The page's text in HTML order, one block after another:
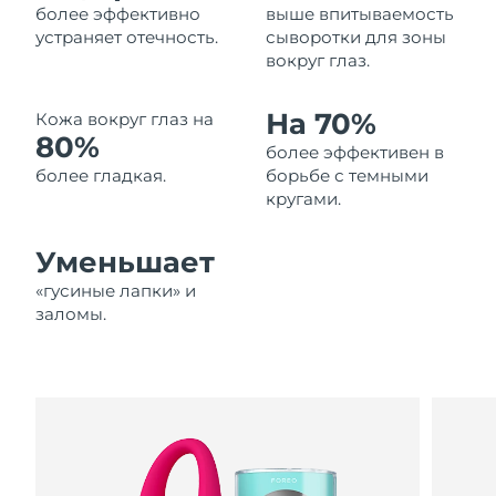
более эффективно
устраняет отечность.
выше впитываемость
сыворотки для зоны
вокруг глаз.
Кожа вокруг глаз на
80%
более гладкая.
На 70%
более эффективен в
борьбе с темными
кругами.
Уменьшает
«гусиные лапки» и
заломы.
Ожидаемая дата доставки
8/10/26
Люксембург
Ожидаемая дата доставки
8/9/26
Малайзия
Ожидаемая дата доставки